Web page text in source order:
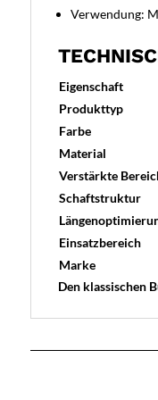
Verwendung:
Eigenschaft
Produkttyp
Farbe
Material
Verstärkte
Schaftstruktur
Einsatzbereich
Marke
Den klassischen